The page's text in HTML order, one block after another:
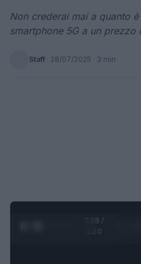
Non crederai mai a quanto
smartphone 5G a un prezzo
Staff · 28/07/2025 · 3 min
0:28 /
1:20